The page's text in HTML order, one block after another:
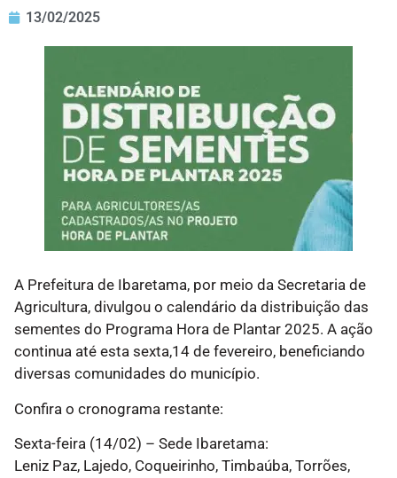
13/02/2025
A Prefeitura de Ibaretama, por meio da Secretaria de
Agricultura, divulgou o calendário da distribuição das
sementes do Programa Hora de Plantar 2025. A ação
continua até esta sexta,14 de fevereiro, beneficiando
diversas comunidades do município.
Confira o cronograma restante:
Sexta-feira (14/02) – Sede Ibaretama:
Leniz Paz, Lajedo, Coqueirinho, Timbaúba, Torrões,